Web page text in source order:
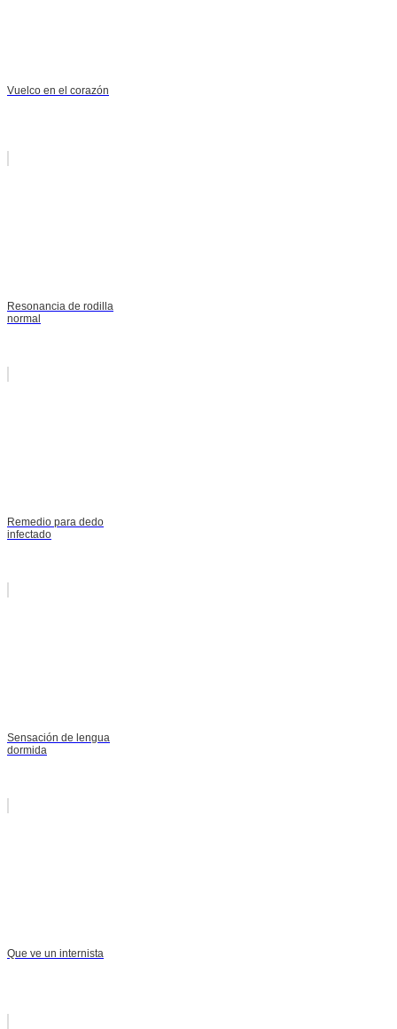
Vuelco en el corazón
Resonancia de rodilla
normal
Remedio para dedo
infectado
Sensación de lengua
dormida
Que ve un internista